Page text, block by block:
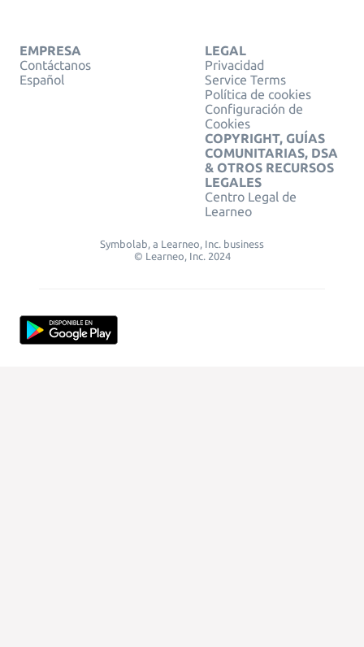
EMPRESA
Contáctanos
Español
LEGAL
Privacidad
Service Terms
Política de cookies
Configuración de
Cookies
COPYRIGHT, GUÍAS
COMUNITARIAS, DSA
& OTROS RECURSOS
LEGALES
Centro Legal de
Learneo
Symbolab, a Learneo, Inc. business
© Learneo, Inc. 2024